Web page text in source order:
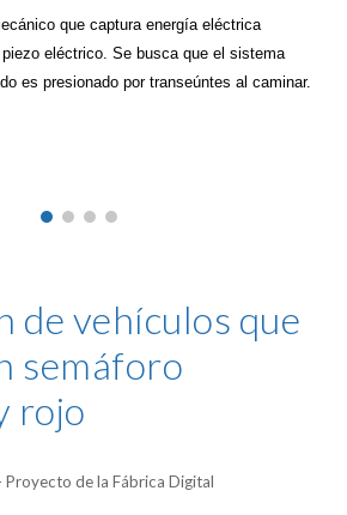
que captura energía eléctrica
eléctrico. Se busca que el sistema
es presionado por transeúntes al caminar.
de vehículos que
semáforo
rojo
Proyecto de la Fábrica Digital